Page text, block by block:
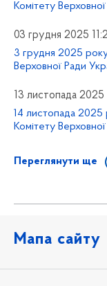
Комітету
03 грудня 2025
3 грудня 2025 року
Верховної Ради
13 листопада 2025
14 листопада 2025
Комітету
Переглянути ще
Мапа сайту